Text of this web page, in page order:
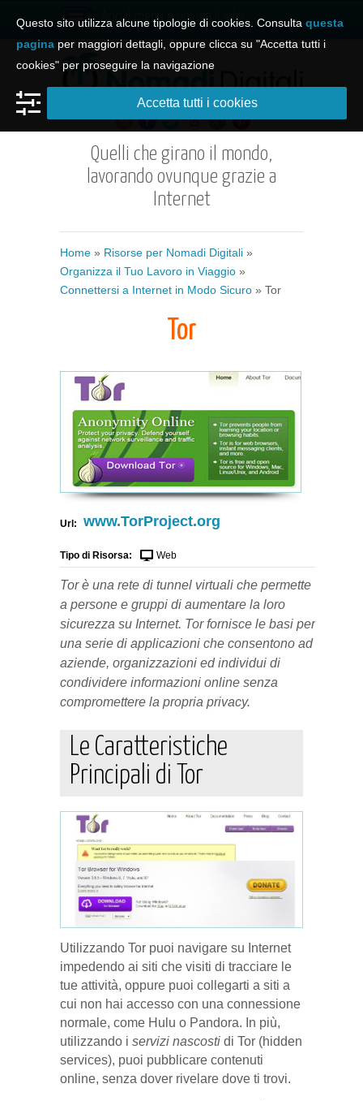
Apri il menu e naviga il sito
Quelli che girano il mondo,
lavorando ovunque grazie a
Internet
Home » Risorse per Nomadi Digitali »
Organizza il Tuo Lavoro in Viaggio »
Connettersi a Internet in Modo Sicuro » Tor
Tor
Url: www.TorProject.org
Tipo di Risorsa: Web
Tor è una rete di tunnel virtuali che permette
a persone e gruppi di aumentare la loro
sicurezza su Internet. Tor fornisce le basi per
una serie di applicazioni che consentono ad
aziende, organizzazioni ed individui di
condividere informazioni online senza
compromettere la propria privacy.
Le Caratteristiche
Principali di Tor
Utilizzando Tor puoi navigare su Internet
impedendo ai siti che visiti di tracciare le
tue attività, oppure puoi collegarti a siti a
cui non hai accesso con una connessione
normale, come Hulu o Pandora. In più,
utilizzando i servizi nascosti di Tor (hidden
services), puoi pubblicare contenuti
online, senza dover rivelare dove ti trovi.
Questo sito utilizza alcune tipologie di cookies. Consulta questa
pagina per maggiori dettagli, oppure clicca su "Accetta tutti i
cookies" per proseguire la navigazione
Accetta tutti i cookies